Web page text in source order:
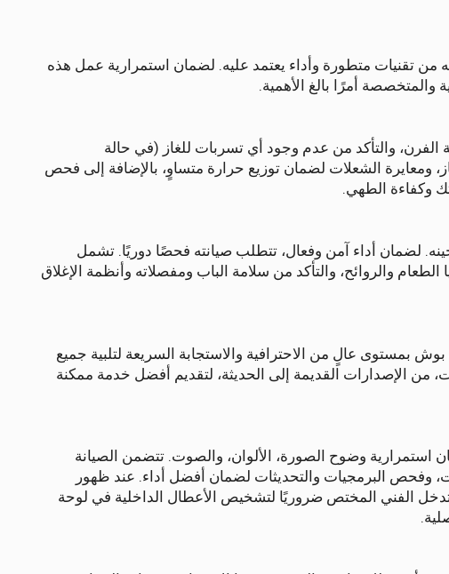
من تقنيات متطورة وأداء يعتمد عليه. لضمان استمرارية عمل هذه
والمتخصصة أمرًا بالغ الأهمية.
والتأكد من عدم وجود أي تسربات للغاز (في حالة
ومعايرة الشعلات لضمان توزيع حرارة متساوٍ، بالإضافة إلى فحص
وكفاءة الطهي.
لضمان أداء آمن وفعال، تتطلب صيانته فحصًا دوريًا. تشمل
والروائح، والتأكد من سلامة الباب ومفصلاته وأنظمة الإغلاق
بمستوى عالٍ من الاحترافية والاستجابة السريعة لتلبية جميع
من الإصدارات القديمة إلى الحديثة، لتقديم أفضل خدمة ممكنة
وضوح الصورة، الألوان، والصوت. تتضمن الصيانة
وفحص البرمجيات والتحديثات لضمان أفضل أداء. عند ظهور
الفني المختص ضروريًا لتشخيص الأعطال الداخلية في لوحة